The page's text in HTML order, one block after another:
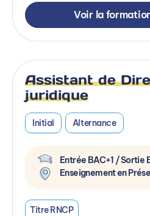
Voir la
Assistant de
juridique
Initial Alternance
Entrée BAC+1 / Sortie
Enseignement en
Titre RNCP